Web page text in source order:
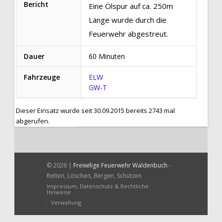
Bericht
Eine Ölspur auf ca. 250m
Länge wurde durch die
Feuerwehr abgestreut.
Dauer 60 Minuten
Fahrzeuge
ELW
GW-T
Dieser Einsatz wurde seit 30.09.2015 bereits 2743 mal
abgerufen.
© 2026 | Freiwilige Feuerwehr Waldenbuch -
Retten, Löschen, Bergen, Schützen
Impressum, Datenschutz & Rechtliche
Hinweise
Verwaltung